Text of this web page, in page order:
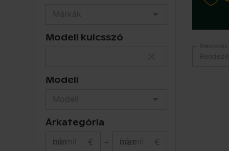
Modell kulcsszó
Modell
Árkategória
min € - max €
Rendezés